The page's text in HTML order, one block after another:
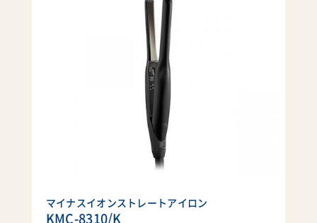
マイナスイオンストレートアイロン
KMC-8310/K